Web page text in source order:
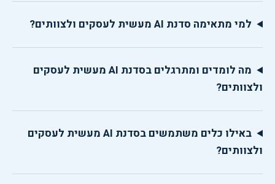
למי מתאימה סדנת AI מעשית לעסקים ולצוותים?
מה לומדים ומתרגלים בסדנת AI מעשית לעסקים
ולצוותים?
באילו כלים משתמשים בסדנת AI מעשית לעסקים
ולצוותים?